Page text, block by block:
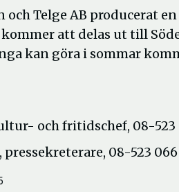
Telge AB producerat
att delas ut till
kan göra i sommar
och fritidschef, 08-
08-523